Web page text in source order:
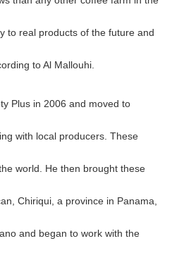
to real products of the future and
to Al Mallouhi.
Plus in 2006 and moved to
with local producers. These
world. He then brought these
Chiriqui, a province in Panama,
and began to work with the